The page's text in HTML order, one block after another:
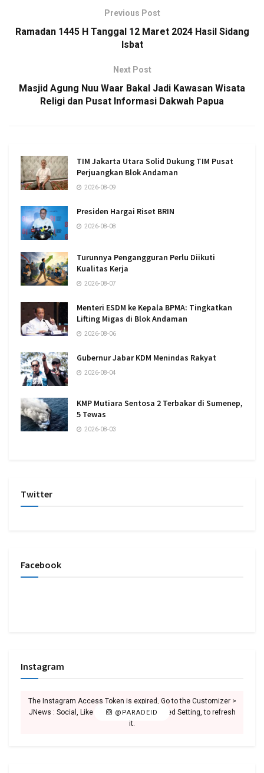
Previous Post
Ramadan 1445 H Tanggal 12 Maret 2024 Hasil Sidang
Isbat
Next Post
Masjid Agung Nuu Waar Bakal Jadi Kawasan Wisata
Religi dan Pusat Informasi Dakwah Papua
TIM Jakarta Utara Solid Dukung TIM Pusat
Perjuangkan Blok Andaman
2026-08-09
Presiden Hargai Riset BRIN
2026-08-08
Turunnya Pengangguran Perlu Diikuti
Kualitas Kerja
2026-08-07
Menteri ESDM ke Kepala BPMA: Tingkatkan
Lifting Migas di Blok Andaman
2026-08-06
Gubernur Jabar KDM Menindas Rakyat
2026-08-04
KMP Mutiara Sentosa 2 Terbakar di Sumenep,
5 Tewas
2026-08-03
Twitter
Facebook
Instagram
@PARADEID
The Instagram Access Token is expired, Go to the Customizer >
JNews : Social, Like & View > Instagram Feed Setting, to refresh
it.